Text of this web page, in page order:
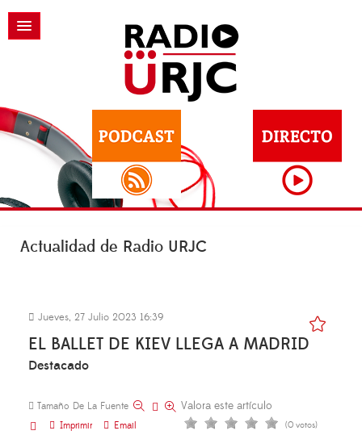
Actualidad de Radio URJC
Jueves, 27 Julio 2023 16:39
EL BALLET DE KIEV LLEGA A MADRID
Destacado
Tamaño De La Fuente
Imprimir
Email
Valora este artículo
(0 votos)